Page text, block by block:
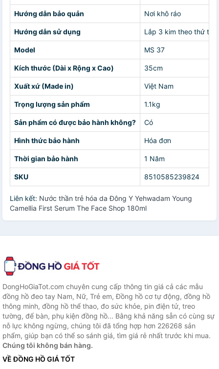
Hướng dẫn bảo quản Nơi khô ráo
Hướng dẫn sử dụng Lắp 3 kim theo thứ tự
Model MS 37
Kích thước (Dài x Rộng x Cao) 35cm
Xuất xứ (Made in) Việt Nam
Trọng lượng sản phẩm 1.1kg
Sản phẩm có được bảo hành không? Có
Hình thức bảo hành Hóa đơn
Thời gian bảo hành 1 Năm
SKU 8510585239824
Liên kết: Nước thần trẻ hóa da Đông Y Yehwadam Young
Camellia First Serum The Face Shop 180ml
DongHoGiaTot.com chuyên cung cấp thông tin giá cả các mẫu
đồng hồ đeo tay Nam, Nữ, Trẻ em, Đồng hồ cơ tự động, đồng hồ
thông minh, đồng hồ thể thao, đo sức khỏe, pin điện tử, treo
tường, để bàn, phụ kiện đồng hồ... Bằng khả năng sẵn có cùng sự
nỗ lực không ngừng, chúng tôi đã tổng hợp hơn 226268 sản
phẩm, giúp bạn có thể so sánh giá, tìm giá rẻ nhất trước khi mua.
Chúng tôi không bán hàng.
VỀ ĐỒNG HỒ GIÁ TỐT